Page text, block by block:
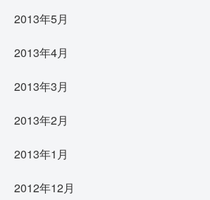
2013年5月
2013年4月
2013年3月
2013年2月
2013年1月
2012年12月